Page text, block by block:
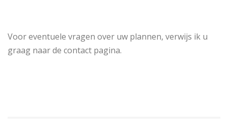
Voor eventuele vragen over uw plannen, verwijs ik u
graag naar de contact pagina.